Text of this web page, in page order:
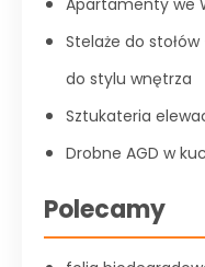
Apartamenty we
Stelaże do
do stylu wnętrza
Sztukateria
Drobne AGD w
Polecamy